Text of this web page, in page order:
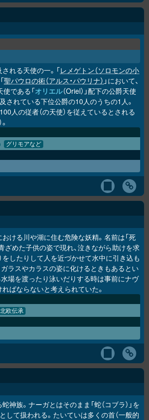
れる天使の一。「レメゲトン（ソロモンの小
聖パウロの術（アルス・パウリナ） 」において、
である「オリエル（Oriel）」配下の公爵天使
されている下位公爵の10人のうちの1人。
人の従者（の天使）を従えているとされる
。
グリモアなど
ける川や湖に住む危険な妖精。名前は「死
ざめた子供の姿で現れ、泣きながら助けを求
したりして人を近づかせて水中に引き込も
ラスやカラスの姿に化けるときもあるとい
場を渡ったり泳いだりする時は事前にナヴ
ばならないと考えられていた。
北欧伝承
神族。ナーガとはそのまま「蛇（コブラ）」を
して扱われる。たいていは多くの首（一般的